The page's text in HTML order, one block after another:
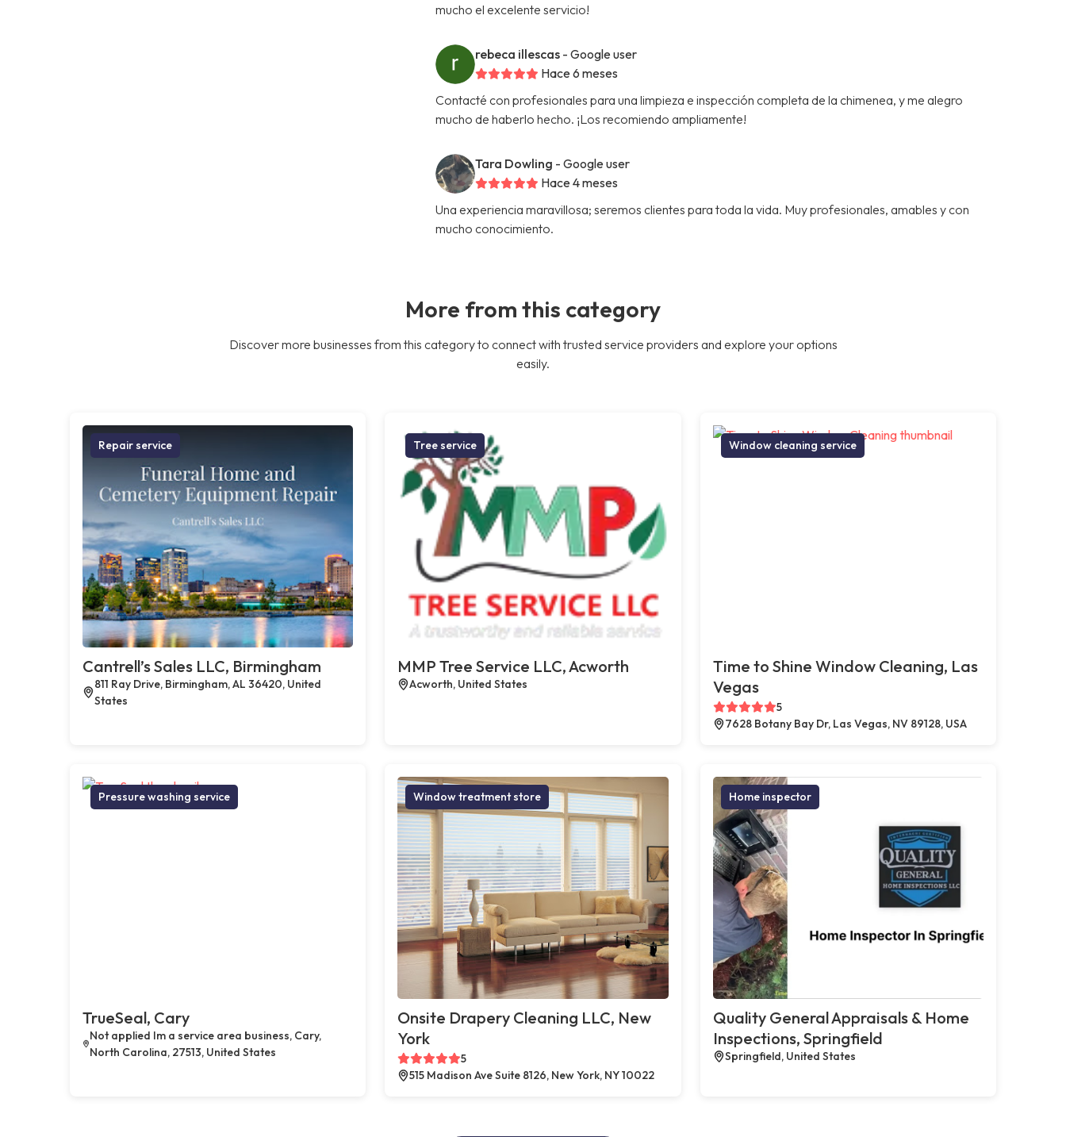
mucho el excelente servicio!
rebeca illescas - Google user
Hace 6 meses
Contacté con profesionales para una limpieza e inspección completa de la chimenea, y me alegro
mucho de haberlo hecho. ¡Los recomiendo ampliamente!
Tara Dowling - Google user
Hace 4 meses
Una experiencia maravillosa; seremos clientes para toda la vida. Muy profesionales, amables y con
mucho conocimiento.
More from this category
Discover more businesses from this category to connect with trusted service providers and explore your options
easily.
Repair service
Cantrell’s Sales LLC, Birmingham
811 Ray Drive, Birmingham, AL 36420, United
States
Tree service
MMP Tree Service LLC, Acworth
Acworth, United States
Window cleaning service
Time to Shine Window Cleaning, Las
Vegas
5
7628 Botany Bay Dr, Las Vegas, NV 89128, USA
Pressure washing service
TrueSeal, Cary
Not applied Im a service area business, Cary,
North Carolina, 27513, United States
Window treatment store
Onsite Drapery Cleaning LLC, New
York
5
515 Madison Ave Suite 8126, New York, NY 10022
Home inspector
Quality General Appraisals & Home
Inspections, Springfield
Springfield, United States